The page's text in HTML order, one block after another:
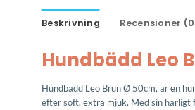
Beskrivning Recensioner
Hundbädd Leo
Hundbädd Leo Brun Ø 50cm, är en
efter soft, extra mjuk. Med sin härligt